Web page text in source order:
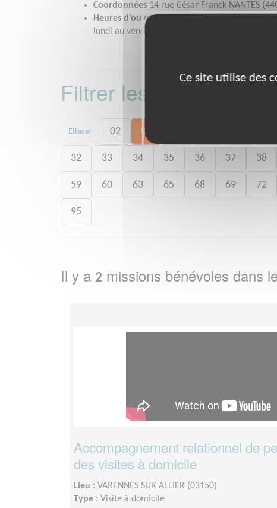
Coordonnées 14 rue César Franck NANTES
Heures d'ouverture
lundi au vendredi de 9h30 à 12h30 et de 14h à
Filtrer les missions
Effacer 02 03
32 33 34 35 36 37 38
59 60 63 65 68 69 72
95
Il y a 2 missions bénévoles dans
Accompagnement relationnel de
des visites à domicile
Lieu : VARENNES SUR ALLIER (03150)
Type : Visite à domicile
Ce site utilise des